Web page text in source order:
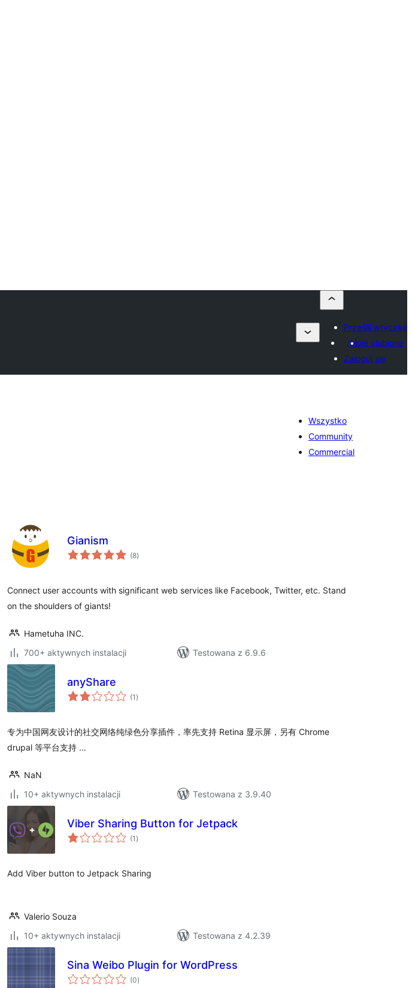
Prześlij wtyczkę
Moje ulubione
Zaloguj się
Wszystko
Community
Commercial
Gianism
(8wszystkich
ocen
)
Connect user accounts with significant web services like Facebook, Twitter, etc. Stand
on the shoulders of giants!
Hametuha INC.
700+ aktywnych instalacji
Testowana z 6.9.6
anyShare
(1 wszystkich
ocen
)
专为中国网友设计的社交网络纯绿色分享插件，率先支持 Retina 显示屏，另有 Chrome
drupal 等平台支持 …
NaN
10+ aktywnych instalacji
Testowana z 3.9.40
Viber Sharing Button for Jetpack
(1 wszystkich
ocen
)
Add Viber button to Jetpack Sharing
Valerio Souza
10+ aktywnych instalacji
Testowana z 4.2.39
Sina Weibo Plugin for WordPress
(0wszystkich
ocen
)